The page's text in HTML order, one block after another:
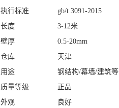
执行标准
gb/t 3091-2015
长度
3-12米
壁厚
0.5-20mm
仓库
天津
用途
钢结构/幕墙/建筑等
质量等级
正品
外观
良好